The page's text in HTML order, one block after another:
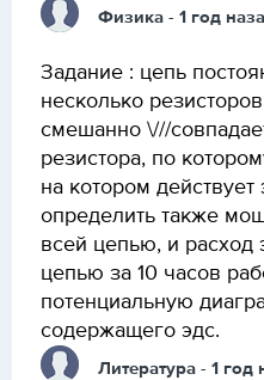
Физика - 1 год
Задание : цепь
несколько
смешанно \///
резистора, по
на котором
определить также
всей цепью, и расход
цепью за 10 часов
потенциальную
содержащего эдс.
Литература - 1 год